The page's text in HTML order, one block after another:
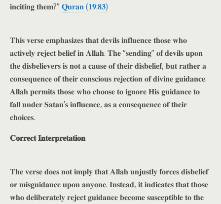
𝐢𝐧𝐜𝐢𝐭𝐢𝐧𝐠 𝐭𝐡𝐞𝐦?”𝐐𝐮𝐫𝐚𝐧 (𝟏𝟗:𝟖𝟑)
𝐓𝐡𝐢𝐬 𝐯𝐞𝐫𝐬𝐞 𝐞𝐦𝐩𝐡𝐚𝐬𝐢𝐳𝐞𝐬 𝐭𝐡𝐚𝐭 𝐝𝐞𝐯𝐢𝐥𝐬 𝐢𝐧𝐟𝐥𝐮𝐞𝐧𝐜𝐞 𝐭𝐡𝐨𝐬𝐞 𝐰𝐡𝐨
𝐚𝐜𝐭𝐢𝐯𝐞𝐥𝐲 𝐫𝐞𝐣𝐞𝐜𝐭 𝐛𝐞𝐥𝐢𝐞𝐟 𝐢𝐧 𝐀𝐥𝐥𝐚𝐡. 𝐓𝐡𝐞 “𝐬𝐞𝐧𝐝𝐢𝐧𝐠” 𝐨𝐟 𝐝𝐞𝐯𝐢𝐥𝐬 𝐮𝐩𝐨𝐧
𝐭𝐡𝐞 𝐝𝐢𝐬𝐛𝐞𝐥𝐢𝐞𝐯𝐞𝐫𝐬 𝐢𝐬 𝐧𝐨𝐭 𝐚 𝐜𝐚𝐮𝐬𝐞 𝐨𝐟 𝐭𝐡𝐞𝐢𝐫 𝐝𝐢𝐬𝐛𝐞𝐥𝐢𝐞𝐟, 𝐛𝐮𝐭 𝐫𝐚𝐭𝐡𝐞𝐫 𝐚
𝐜𝐨𝐧𝐬𝐞𝐪𝐮𝐞𝐧𝐜𝐞 𝐨𝐟 𝐭𝐡𝐞𝐢𝐫 𝐜𝐨𝐧𝐬𝐜𝐢𝐨𝐮𝐬 𝐫𝐞𝐣𝐞𝐜𝐭𝐢𝐨𝐧 𝐨𝐟 𝐝𝐢𝐯𝐢𝐧𝐞 𝐠𝐮𝐢𝐝𝐚𝐧𝐜𝐞.
𝐀𝐥𝐥𝐚𝐡 𝐩𝐞𝐫𝐦𝐢𝐭𝐬 𝐭𝐡𝐨𝐬𝐞 𝐰𝐡𝐨 𝐜𝐡𝐨𝐨𝐬𝐞 𝐭𝐨 𝐢𝐠𝐧𝐨𝐫𝐞 𝐇𝐢𝐬 𝐠𝐮𝐢𝐝𝐚𝐧𝐜𝐞 𝐭𝐨
𝐟𝐚𝐥𝐥 𝐮𝐧𝐝𝐞𝐫 𝐒𝐚𝐭𝐚𝐧’𝐬 𝐢𝐧𝐟𝐥𝐮𝐞𝐧𝐜𝐞, 𝐚𝐬 𝐚 𝐜𝐨𝐧𝐬𝐞𝐪𝐮𝐞𝐧𝐜𝐞 𝐨𝐟 𝐭𝐡𝐞𝐢𝐫
𝐜𝐡𝐨𝐢𝐜𝐞𝐬.
𝐂𝐨𝐫𝐫𝐞𝐜𝐭 𝐈𝐧𝐭𝐞𝐫𝐩𝐫𝐞𝐭𝐚𝐭𝐢𝐨𝐧
𝐓𝐡𝐞 𝐯𝐞𝐫𝐬𝐞 𝐝𝐨𝐞𝐬 𝐧𝐨𝐭 𝐢𝐦𝐩𝐥𝐲 𝐭𝐡𝐚𝐭 𝐀𝐥𝐥𝐚𝐡 𝐮𝐧𝐣𝐮𝐬𝐭𝐥𝐲 𝐟𝐨𝐫𝐜𝐞𝐬 𝐝𝐢𝐬𝐛𝐞𝐥𝐢𝐞𝐟
𝐨𝐫 𝐦𝐢𝐬𝐠𝐮𝐢𝐝𝐚𝐧𝐜𝐞 𝐮𝐩𝐨𝐧 𝐚𝐧𝐲𝐨𝐧𝐞. 𝐈𝐧𝐬𝐭𝐞𝐚𝐝, 𝐢𝐭 𝐢𝐧𝐝𝐢𝐜𝐚𝐭𝐞𝐬 𝐭𝐡𝐚𝐭 𝐭𝐡𝐨𝐬𝐞
𝐰𝐡𝐨 𝐝𝐞𝐥𝐢𝐛𝐞𝐫𝐚𝐭𝐞𝐥𝐲 𝐫𝐞𝐣𝐞𝐜𝐭 𝐠𝐮𝐢𝐝𝐚𝐧𝐜𝐞 𝐛𝐞𝐜𝐨𝐦𝐞 𝐬𝐮𝐬𝐜𝐞𝐩𝐭𝐢𝐛𝐥𝐞 𝐭𝐨 𝐭𝐡𝐞